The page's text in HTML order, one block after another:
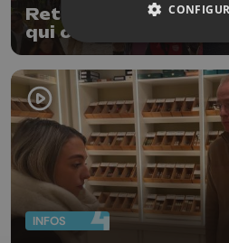
Retour sur quelques
qui ont marqué notre
2025
INFOS